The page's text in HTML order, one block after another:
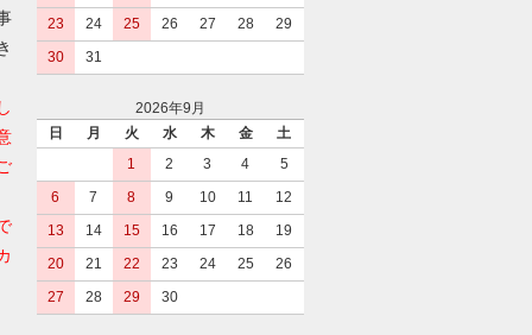
23
24 25 26 27 28
29
30
31
2026年9月
日
月 火 水 木 金
土
1
2 3 4
5
6
7 8 9 10 11
12
13
14 15 16 17 18
19
20
21 22 23 24 25
26
27
28 29 30